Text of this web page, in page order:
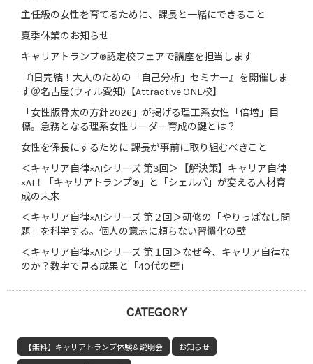
主任級の女性を育てるために、課長と一緒にできること
夏季休業のお知らせ
キャリアトランプ®認定校フェアで講座を担当します
『1日完結！大人のための「自己分析」セミナー』を開催しま
す＠名古屋(ウィル愛知)【Attractive ONE校】
「女性版骨太の方針2026」が掲げる理工系女性「倍増」目
標。急務となる理系女性リーダー育成の鍵とは？
女性を係長にするために 課長が事前に取り組むべきこと
＜キャリア自律×AIシリーズ 第3回＞【解決策】キャリア自律
×AI！「キャリアトランプ®」と「シェルパ」が変える人材育
成の未来
＜キャリア自律×AIシリーズ 第２回＞研修の「やりっぱなし問
題」を科学する。個人の意志に頼らない習慣化の壁
＜キャリア自律×AIシリーズ 第１回＞なぜ今、キャリア自律な
のか？数字で見る成果と「40代の壁」
CATEGORY
【無料】キャリアトランプ体験＆説明会 お知らせ